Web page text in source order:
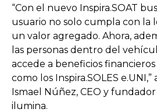
“Con el nuevo Inspira.SOAT
usuario no solo cumpla con la
un valor agregado. Ahora,
las personas dentro del
accede a beneficios
como los Inspira.SOLES
Ismael Núñez, CEO y fundador
ilumina.